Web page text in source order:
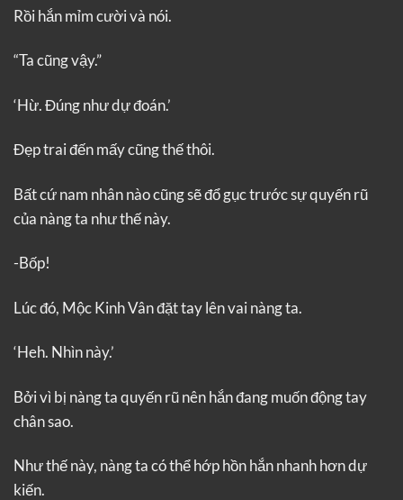
Rồi hắn mỉm cười và nói.
“Ta cũng vậy.”
‘Hừ. Đúng như dự đoán.’
Đẹp trai đến mấy cũng thế thôi.
Bất cứ nam nhân nào cũng sẽ đổ gục trước sự quyến rũ
của nàng ta như thế này.
-Bốp!
Lúc đó, Mộc Kinh Vân đặt tay lên vai nàng ta.
‘Heh. Nhìn này.’
Bởi vì bị nàng ta quyến rũ nên hắn đang muốn động tay
chân sao.
Như thế này, nàng ta có thể hớp hồn hắn nhanh hơn dự
kiến.